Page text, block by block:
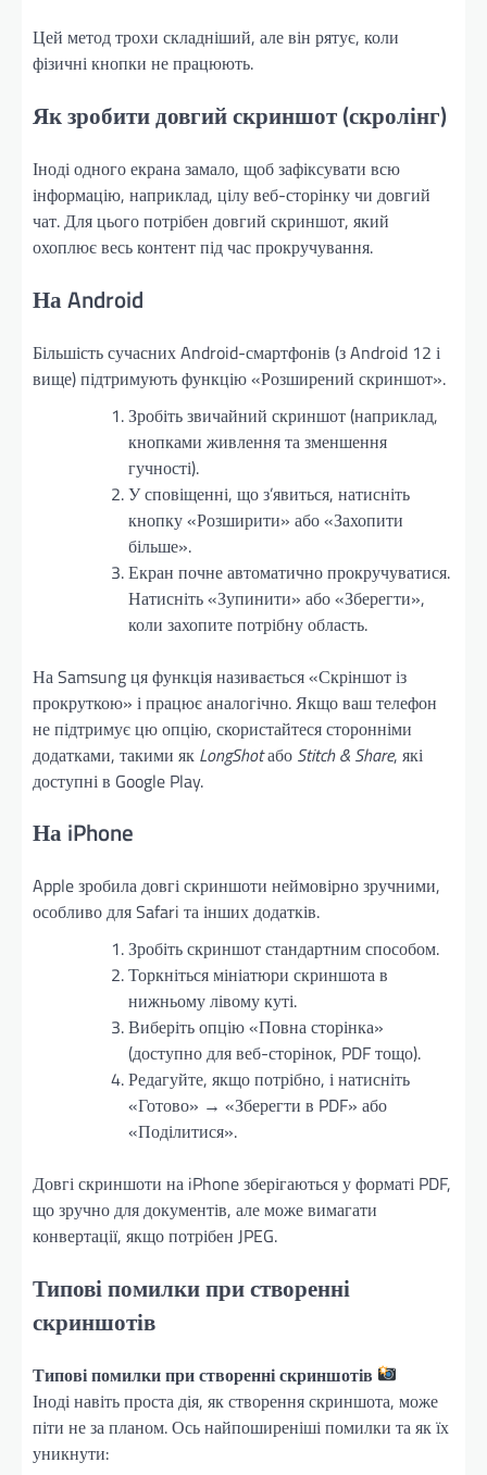
Цей метод трохи складніший, але він рятує, коли
фізичні кнопки не працюють.
Як зробити довгий скриншот (скролінг)
Іноді одного екрана замало, щоб зафіксувати всю
інформацію, наприклад, цілу веб-сторінку чи довгий
чат. Для цього потрібен довгий скриншот, який
охоплює весь контент під час прокручування.
На Android
Більшість сучасних Android-смартфонів (з Android 12 і
вище) підтримують функцію «Розширений скриншот».
Зробіть звичайний скриншот (наприклад,
кнопками живлення та зменшення
гучності).
У сповіщенні, що з’явиться, натисніть
кнопку «Розширити» або «Захопити
більше».
Екран почне автоматично прокручуватися.
Натисніть «Зупинити» або «Зберегти»,
коли захопите потрібну область.
На Samsung ця функція називається «Скріншот із
прокруткою» і працює аналогічно. Якщо ваш телефон
не підтримує цю опцію, скористайтеся сторонніми
додатками, такими як LongShotабо Stitch & Share, які
доступні в Google Play.
На iPhone
Apple зробила довгі скриншоти неймовірно зручними,
особливо для Safari та інших додатків.
Зробіть скриншот стандартним способом.
Торкніться мініатюри скриншота в
нижньому лівому куті.
Виберіть опцію «Повна сторінка»
(доступно для веб-сторінок, PDF тощо).
Редагуйте, якщо потрібно, і натисніть
«Готово» → «Зберегти в PDF» або
«Поділитися».
Довгі скриншоти на iPhone зберігаються у форматі PDF,
що зручно для документів, але може вимагати
конвертації, якщо потрібен JPEG.
Типові помилки при створенні
скриншотів
Типові помилки при створенні скриншотів
Іноді навіть проста дія, як створення скриншота, може
піти не за планом. Ось найпоширеніші помилки та як їх
уникнути: